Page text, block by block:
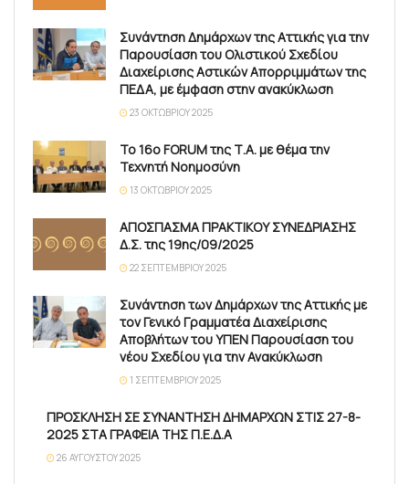
Συνάντηση Δημάρχων της Αττικής για την
Παρουσίαση του Ολιστικού Σχεδίου
Διαχείρισης Αστικών Απορριμμάτων της
ΠΕΔΑ, με έμφαση στην ανακύκλωση
23 ΟΚΤΩΒΡΊΟΥ 2025
Το 16ο FORUM της Τ.Α. με θέμα την
Τεχνητή Νοημοσύνη
13 ΟΚΤΩΒΡΊΟΥ 2025
ΑΠΟΣΠΑΣΜΑ ΠΡΑΚΤΙΚΟΥ ΣΥΝΕΔΡΙΑΣΗΣ
Δ.Σ. της 19ης/09/2025
22 ΣΕΠΤΕΜΒΡΊΟΥ 2025
Συνάντηση των Δημάρχων της Αττικής με
τον Γενικό Γραμματέα Διαχείρισης
Αποβλήτων του ΥΠΕΝ Παρουσίαση του
νέου Σχεδίου για την Ανακύκλωση
1 ΣΕΠΤΕΜΒΡΊΟΥ 2025
ΠΡΟΣΚΛΗΣΗ ΣΕ ΣΥΝΑΝΤΗΣΗ ΔΗΜΑΡΧΩΝ ΣΤΙΣ 27-8-
2025 ΣΤΑ ΓΡΑΦΕΙΑ ΤΗΣ Π.Ε.Δ.Α
26 ΑΥΓΟΎΣΤΟΥ 2025